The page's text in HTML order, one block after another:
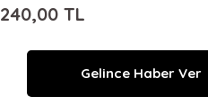
240,00 TL
Gelince Haber Ver